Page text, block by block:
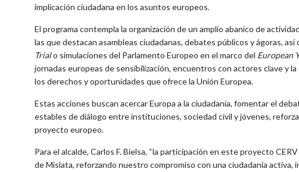
implicación ciudadana en los asuntos europeos.
El programa contempla la organización de un amplio abanico de
las que destacan asambleas ciudadanas, debates públicos y ágoras,
Trialo simulaciones del Parlamento Europeo en el marco del European
jornadas europeas de sensibilización, encuentros con actores clave y
los derechos y oportunidades que ofrece la Unión Europea.
Estas acciones buscan acercar Europa a la ciudadanía, fomentar el
estables de diálogo entre instituciones, sociedad civil y jóvenes,
proyecto europeo.
Para el alcalde, Carlos F. Bielsa, “la participación en este proyecto
de Mislata, reforzando nuestro compromiso con una ciudadanía activa,